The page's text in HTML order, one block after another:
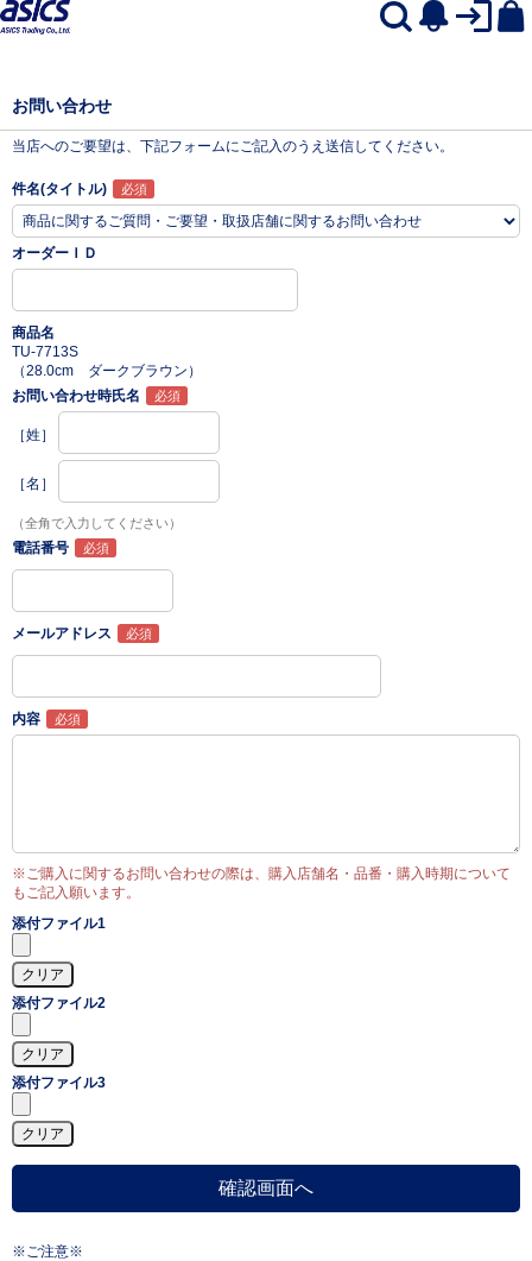
お問い合わせ
当店へのご要望は、下記フォームにご記入のうえ送信してください。
件名(タイトル)
オーダーＩＤ
商品名
TU-7713S
（28.0cm ダークブラウン）
お問い合わせ時氏名
［姓］
［名］
（全角で入力してください）
電話番号
メールアドレス
内容
※ご購入に関するお問い合わせの際は、購入店舗名・品番・購入時期について
もご記入願います。
添付ファイル1
添付ファイル2
添付ファイル3
※ご注意※